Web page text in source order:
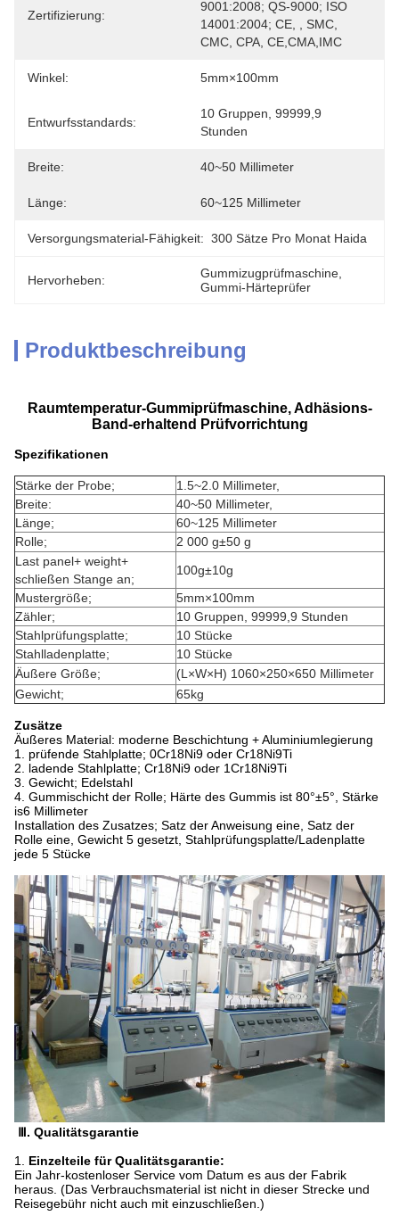
Zertifizierung:
9001:2008; QS-9000; ISO
14001:2004; CE, , SMC,
CMC, CPA, CE,CMA,IMC
Winkel: 5mm×100mm
Entwurfsstandards:
10 Gruppen, 99999,9
Stunden
Breite: 40~50 Millimeter
Länge: 60~125 Millimeter
Versorgungsmaterial-Fähigkeit: 300 Sätze Pro Monat Haida
Hervorheben: Gummizugprüfmaschine
Gummi-Härteprüfer
Produktbeschreibung
Raumtemperatur-Gummiprüfmaschine, Adhäsions-
Band-erhaltend Prüfvorrichtung
Spezifikationen
Stärke der Probe;
1.5~2.0 Millimeter,
Breite:
40~50 Millimeter,
Länge;
60~125 Millimeter
Rolle;
2 000 g±50 g
Last panel+ weight+
schließen Stange an;
100g±10g
Mustergröße;
5mm×100mm
Zähler;
10 Gruppen, 99999,9 Stunden
Stahlprüfungsplatte;
10 Stücke
Stahlladenplatte;
10 Stücke
Äußere Größe;
(L×W×H) 1060×250×650 Millimeter
Gewicht;
65kg
Zusätze
Äußeres Material: moderne Beschichtung + Aluminiumlegierung
1. prüfende Stahlplatte; 0Cr18Ni9 oder Cr18Ni9Ti
2. ladende Stahlplatte; Cr18Ni9 oder 1Cr18Ni9Ti
3. Gewicht; Edelstahl
4. Gummischicht der Rolle; Härte des Gummis ist 80°±5°, Stärke
is6 Millimeter
Installation des Zusatzes; Satz der Anweisung eine, Satz der
Rolle eine, Gewicht 5 gesetzt, Stahlprüfungsplatte/Ladenplatte
jede 5 Stücke
Ⅲ. Qualitätsgarantie
1. Einzelteile für Qualitätsgarantie:
Ein Jahr-kostenloser Service vom Datum es aus der Fabrik
heraus. (Das Verbrauchsmaterial ist nicht in dieser Strecke und
Reisegebühr nicht auch mit einzuschließen.)